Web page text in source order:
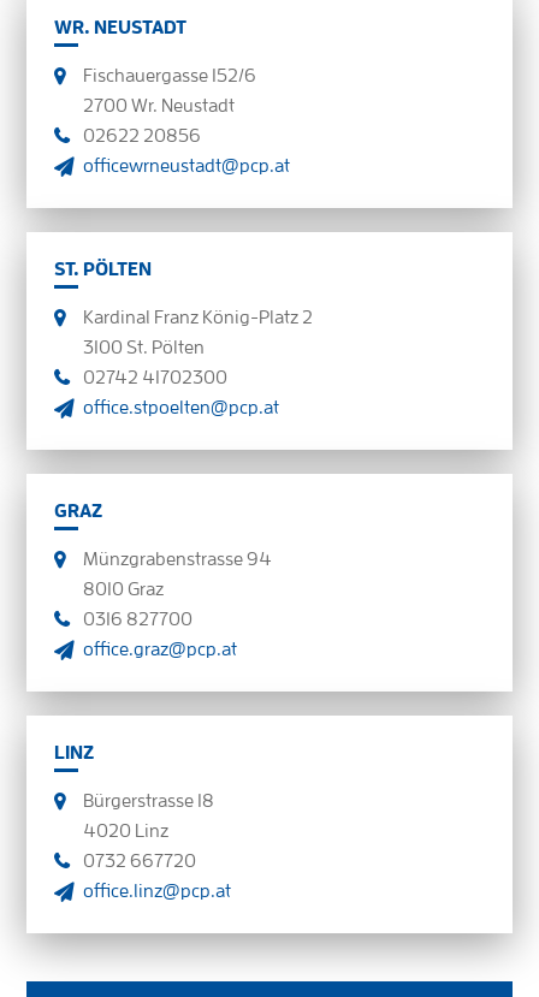
WR. NEUSTADT
Fischauergasse 152/6
2700 Wr. Neustadt
02622 20856
officewrneustadt@pcp.at
ST. PÖLTEN
Kardinal Franz König-Platz 2
3100 St. Pölten
02742 41702300
office.stpoelten@pcp.at
GRAZ
Münzgrabenstrasse 94
8010 Graz
0316 827700
office.graz@pcp.at
LINZ
Bürgerstrasse 18
4020 Linz
0732 667720
office.linz@pcp.at